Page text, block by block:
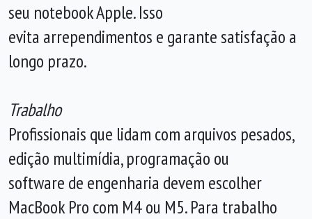
seu notebook Apple. Isso
evita arrependimentos e garante satisfação a
longo prazo.
Trabalho
Profissionais que lidam com arquivos pesados,
edição multimídia, programação ou
software de engenharia devem escolher
MacBook Pro com M4 ou M5. Para trabalho